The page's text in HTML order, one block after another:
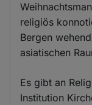
religiös
Bergen
asiatischen
Es gibt an
Institution